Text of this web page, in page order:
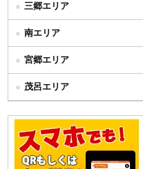
三郷エリア
南エリア
宮郷エリア
茂呂エリア